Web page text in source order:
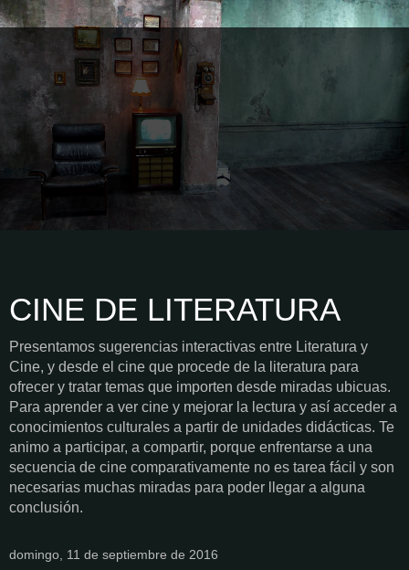
CINE DE LITERATURA
Presentamos sugerencias interactivas entre Literatura y
Cine, y desde el cine que procede de la literatura para
ofrecer y tratar temas que importen desde miradas ubicuas.
Para aprender a ver cine y mejorar la lectura y así acceder a
conocimientos culturales a partir de unidades didácticas. Te
animo a participar, a compartir, porque enfrentarse a una
secuencia de cine comparativamente no es tarea fácil y son
necesarias muchas miradas para poder llegar a alguna
conclusión.
domingo, 11 de septiembre de 2016